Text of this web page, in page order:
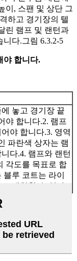
야 합니다.
놓고 경기장 끝
야 합니다.2. 램프
야 합니다.3. 영역
파란색 상자는 램
다.4. 램프와 랜턴
각도를 목표로 합
루 코트는 라이
배치할 수 없다.
으로 조명을 설치